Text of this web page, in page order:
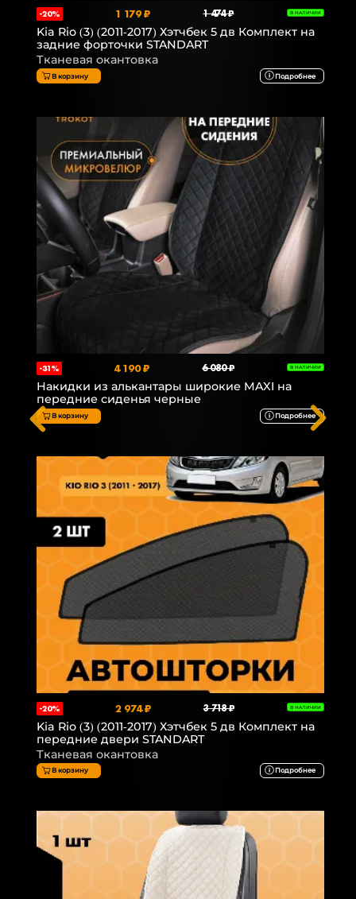
-20% 1 179 ₽ 1 474 ₽ В НАЛИЧИИ
Kia Rio (3) (2011-2017) Хэтчбек 5 дв Комплект на
задние форточки STANDART
Тканевая окантовка
В корзину Подробнее
-31% 4 190 ₽ 6 080 ₽ В НАЛИЧИИ
Накидки из алькантары широкие MAXI на
передние сиденья черные
В корзину Подробнее
-20% 2 974 ₽ 3 718 ₽ В НАЛИЧИИ
Kia Rio (3) (2011-2017) Хэтчбек 5 дв Комплект на
передние двери STANDART
Тканевая окантовка
В корзину Подробнее